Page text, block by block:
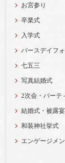
お宮参り
卒業式
入学式
バースデイフォ
七五三
写真結婚式
2次会・パーテ
結婚式・被露
和装神社挙式
エンゲージメ